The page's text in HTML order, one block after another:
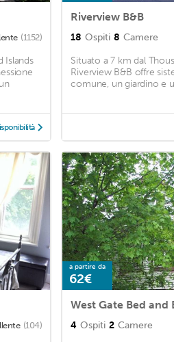
(1152)
Islands
Riverview B&B
18 Ospiti 8 Camere
Situato a 7 km dal
Riverview B&B offre
comune, un giardino e
(104)
a partire da
62€
West Gate Bed and
4 Ospiti 2 Camere